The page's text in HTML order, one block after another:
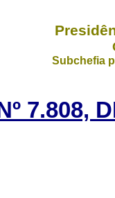
Subchefia
7.808,